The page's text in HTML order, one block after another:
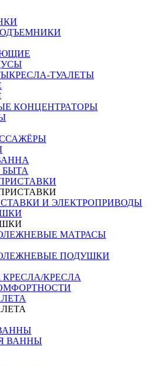
КРЕСЛА-ТУАЛЕТЫ
КОНЦЕНТРАТОРЫ
БЫТА
И ЭЛЕКТРОПРИВОДЫ
МАТРАСЫ
ПОДУШКИ
КРЕСЛА
ВАННЫ